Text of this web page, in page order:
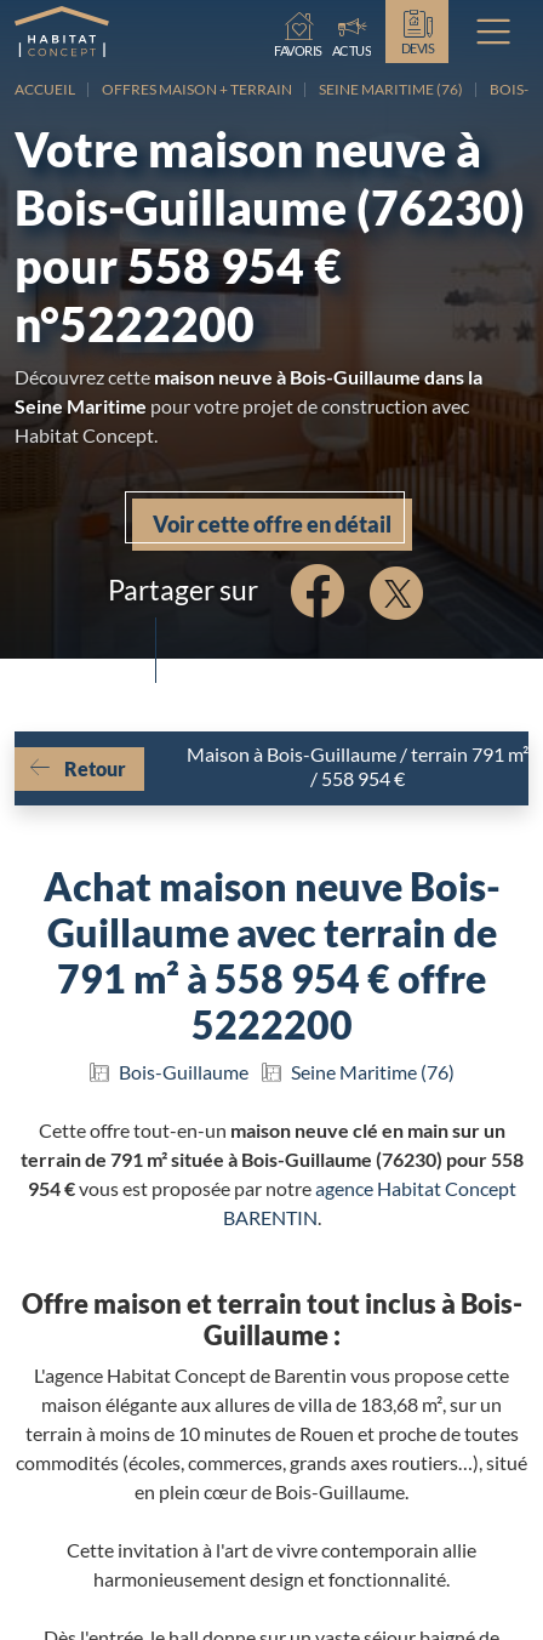
FAVORIS ACTUS DEVIS
ACCUEIL OFFRES MAISON + TERRAIN SEINE MARITIME (76) BOIS-
Votre maison neuve à
Bois-Guillaume (76230)
pour 558 954 €
n°5222200
Découvrez cette maison neuve à Bois-Guillaume dans la
Seine Maritime pour votre projet de construction avec
Habitat Concept.
Voir cette offre en détail
Partager sur
Retour
Maison à Bois-Guillaume / terrain 791 m²
/ 558 954 €
Achat maison neuve Bois-
Guillaume avec terrain de
791 m² à 558 954 € offre
5222200
Bois-Guillaume Seine Maritime (76)
Cette offre tout-en-un maison neuve clé en main sur un
terrain de 791 m² située à Bois-Guillaume (76230) pour 558
954 €vous est proposée par notreagence Habitat Concept
BARENTIN.
Offre maison et terrain tout inclus à Bois-
Guillaume :
L'agence Habitat Concept de Barentin vous propose cette
maison élégante aux allures de villa de 183,68 m², sur un
terrain à moins de 10 minutes de Rouen et proche de toutes
commodités (écoles, commerces, grands axes routiers…), situé
en plein cœur de Bois-Guillaume.
Cette invitation à l'art de vivre contemporain allie
harmonieusement design et fonctionnalité.